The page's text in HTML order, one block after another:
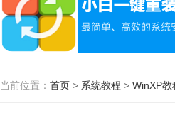
当前位置： 首页 > 系统教程 > WinXP教